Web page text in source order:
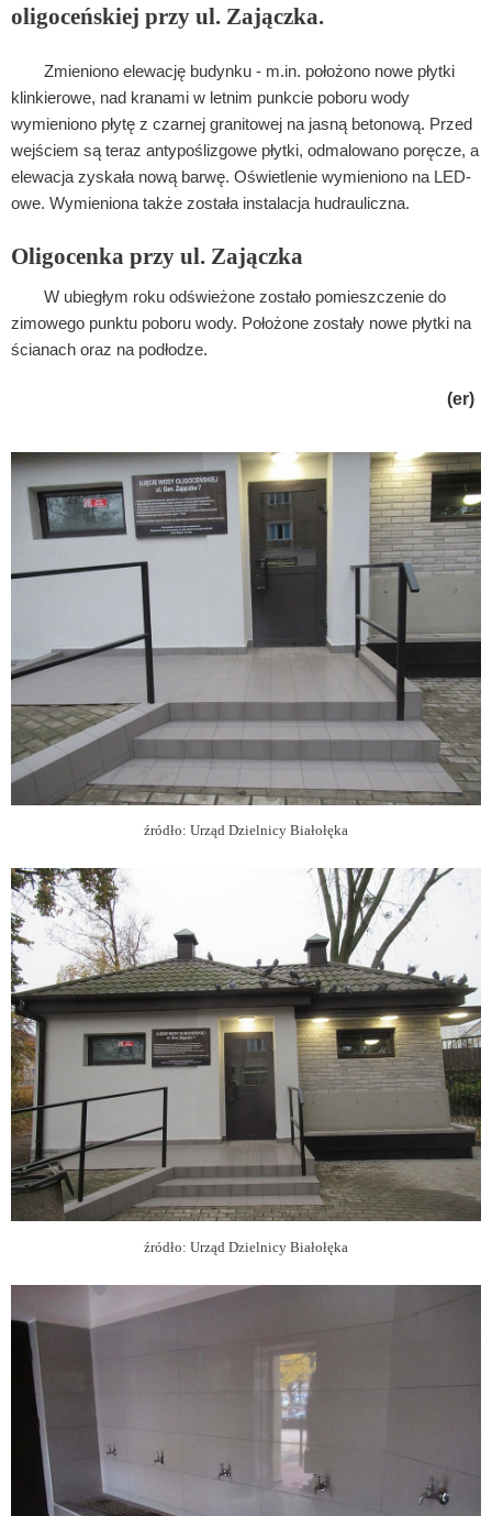
oligoceńskiej przy ul. Zajączka.
Zmieniono elewację budynku - m.in. położono nowe płytki
klinkierowe, nad kranami w letnim punkcie poboru wody
wymieniono płytę z czarnej granitowej na jasną betonową. Przed
wejściem są teraz antypoślizgowe płytki, odmalowano poręcze, a
elewacja zyskała nową barwę. Oświetlenie wymieniono na LED-
owe. Wymieniona także została instalacja hudrauliczna.
Oligocenka przy ul. Zajączka
W ubiegłym roku odświeżone zostało pomieszczenie do
zimowego punktu poboru wody. Położone zostały nowe płytki na
ścianach oraz na podłodze.
(er)
źródło: Urząd Dzielnicy Białołęka
źródło: Urząd Dzielnicy Białołęka